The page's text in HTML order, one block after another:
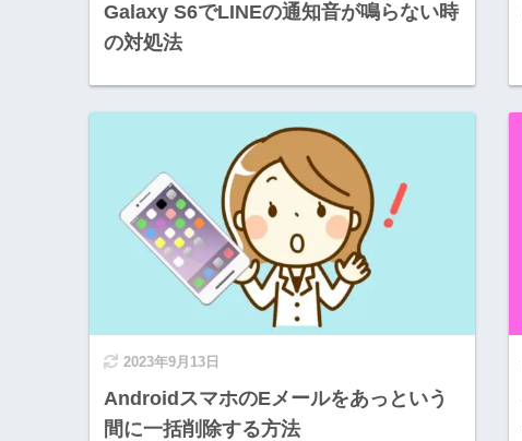
Galaxy S6でLINEの通知音が鳴らない時
の対処法
2023年9月13日
AndroidスマホのEメールをあっという
間に一括削除する方法